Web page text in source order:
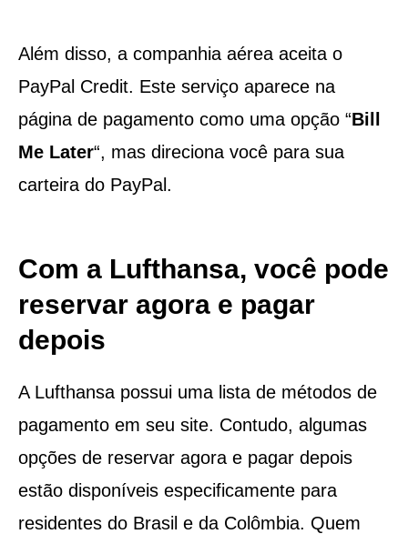
Além disso, a companhia aérea aceita o
PayPal Credit. Este serviço aparece na
página de pagamento como uma opção “Bill
Me Later“, mas direciona você para sua
carteira do PayPal.
Com a Lufthansa, você pode
reservar agora e pagar
depois
A Lufthansa possui uma lista de métodos de
pagamento em seu site. Contudo, algumas
opções de reservar agora e pagar depois
estão disponíveis especificamente para
residentes do Brasil e da Colômbia. Quem